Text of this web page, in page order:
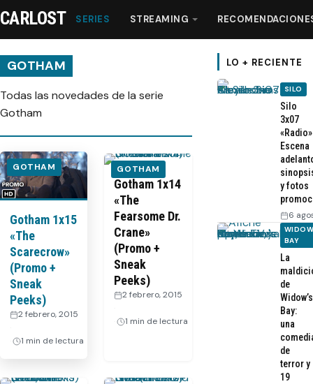
Series
Recomendaciones
Videos
Webisodios
CARLOST SERIES STREAMING
GOTHAM
Todas las novedades de la serie
Gotham
GOTHAM
Gotham 1x15
«The
Scarecrow»
(Promo +
Sneak
Peeks)
2 febrero, 2015
1 min de lectura
GOTHAM
Gotham 1x14
«The
Fearsome Dr.
Crane»
(Promo +
Sneak
Peeks)
2 febrero, 2015
1 min de lectura
LO + RECIENTE
SILO
Silo
3x07
Escena
y fotos
6
BAY
La
de
Widow’s
Bay:
una
de
terror y
19